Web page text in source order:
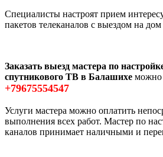
Специалисты настроят прием
пакетов телеканалов с выездом на
Заказать выезд мастера по
спутникового ТВ в Балашихе можно
+79675554547
Услуги мастера можно оплатить
выполнения всех работ. Мастер по
каналов принимает наличными и